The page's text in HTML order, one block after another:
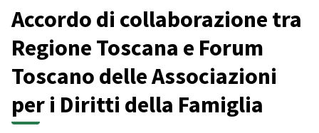
Accordo di collaborazione tra
Regione Toscana e Forum
Toscano delle Associazioni
per i Diritti della Famiglia